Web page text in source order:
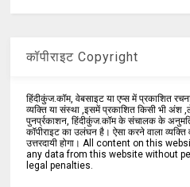
कॉपीराइट Copyright
हिंदीकुंज.कॉम, वेबसाइट या एप्स में प्रकाशित
व्यक्ति या संस्था ,इसमें प्रकाशित किसी भी अंश
पुनर्प्रकाशन, हिंदीकुंज.कॉम के संचालक के
कॉपीराइट का उलंघन है। ऐसा करने वाला
उत्तरदायी होगा। All content on this
any data from this website without
legal penalties.